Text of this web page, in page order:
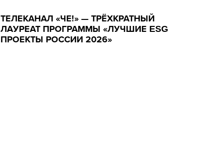
ТЕЛЕКАНАЛ «ЧЕ!» — ТРЁХКРАТНЫЙ
ЛАУРЕАТ ПРОГРАММЫ «ЛУЧШИЕ ESG
ПРОЕКТЫ РОССИИ 2026»